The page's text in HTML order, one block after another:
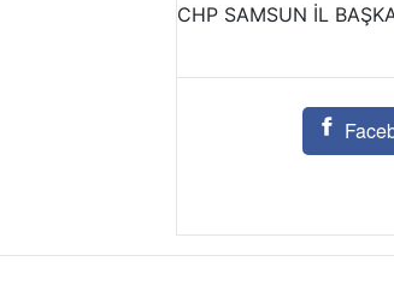
CHP SAMSUN İL